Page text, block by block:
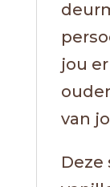
jou
van